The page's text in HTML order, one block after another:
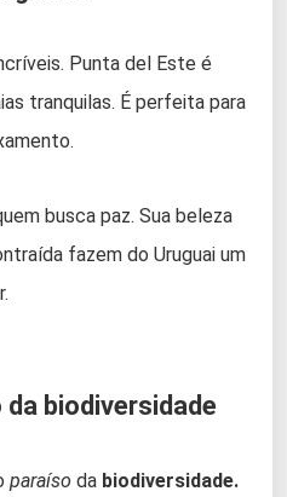
Punta del Este é
tranquilas. É perfeita para
busca paz. Sua beleza
fazem do Uruguai um
da biodiversidade
paraíso da biodiversidade.